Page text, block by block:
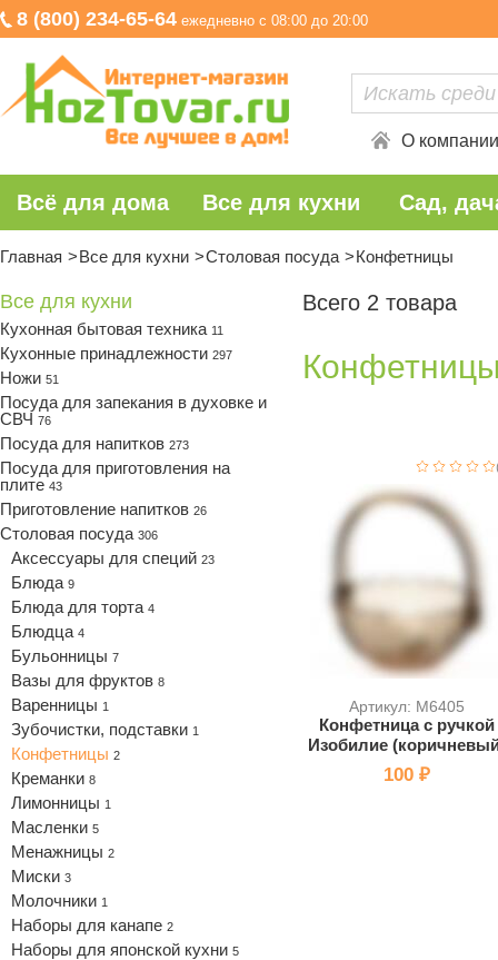
8 (800) 234-65-64 ежедневно с 08:00 до 20:00
О компании
Всё для дома Все для кухни Сад,
Главная Все для кухни Столовая посуда Конфетницы
Все для кухни
Кухонная бытовая техника 11
Кухонные принадлежности 297
Ножи 51
Посуда для запекания в духовке и
СВЧ 76
Посуда для напитков 273
Посуда для приготовления на
плите 43
Приготовление напитков 26
Столовая посуда 306
Аксессуары для специй 23
Блюда 9
Блюда для торта 4
Блюдца 4
Бульонницы 7
Вазы для фруктов 8
Варенницы 1
Зубочистки, подставки 1
Конфетницы 2
Креманки 8
Лимонницы 1
Масленки 5
Менажницы 2
Миски 3
Молочники 1
Наборы для канапе 2
Наборы для японской кухни 5
Всего 2 товара
Артикул: M6405
Конфетница с ручкой
Изобилие
100 ₽